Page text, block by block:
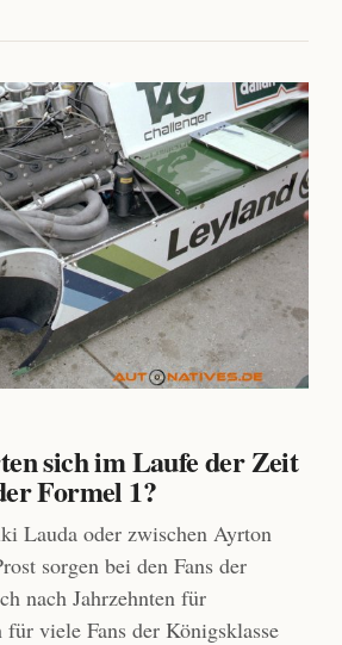
sich im Laufe der Zeit
Formel 1?
Lauda oder zwischen Ayrton
sorgen bei den Fans der
nach Jahrzehnten für
viele Fans der Königsklasse